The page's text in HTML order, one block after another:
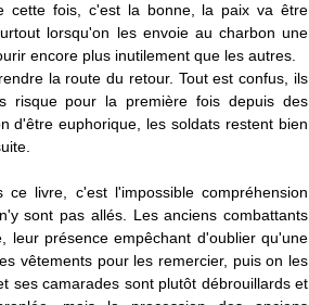
cette fois, c'est la bonne, la paix va être
lorsqu'on les envoie au charbon une
encore plus inutilement que les autres.
la route du retour. Tout est confus, ils
risque pour la première fois depuis des
d'être euphorique, les soldats restent bien
livre, c'est l'impossible compréhension
sont pas allés. Les anciens combattants
leur présence empêchant d'oublier qu'une
vêtements pour les remercier, puis on les
ses camarades sont plutôt débrouillards et